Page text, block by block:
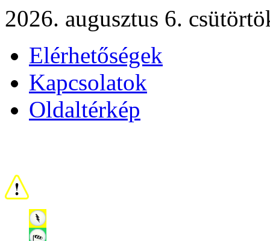
2026. augusztus 6.
Elérhetőségek
Kapcsolatok
Oldaltérkép